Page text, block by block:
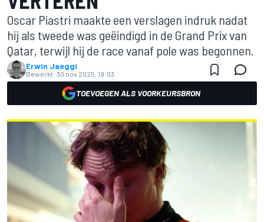
Oscar Piastri maakte een verslagen indruk nadat
hij als tweede was geëindigd in de Grand Prix van
Qatar, terwijl hij de race vanaf pole was begonnen.
Erwin Jaeggi
Bewerkt: 30 nov 2025, 19:03
TOEVOEGEN ALS VOORKEURSBRON